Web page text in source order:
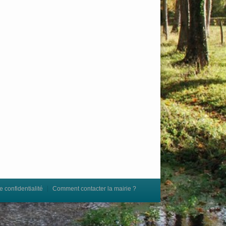
confidentialité Comment contacter la mairie ?